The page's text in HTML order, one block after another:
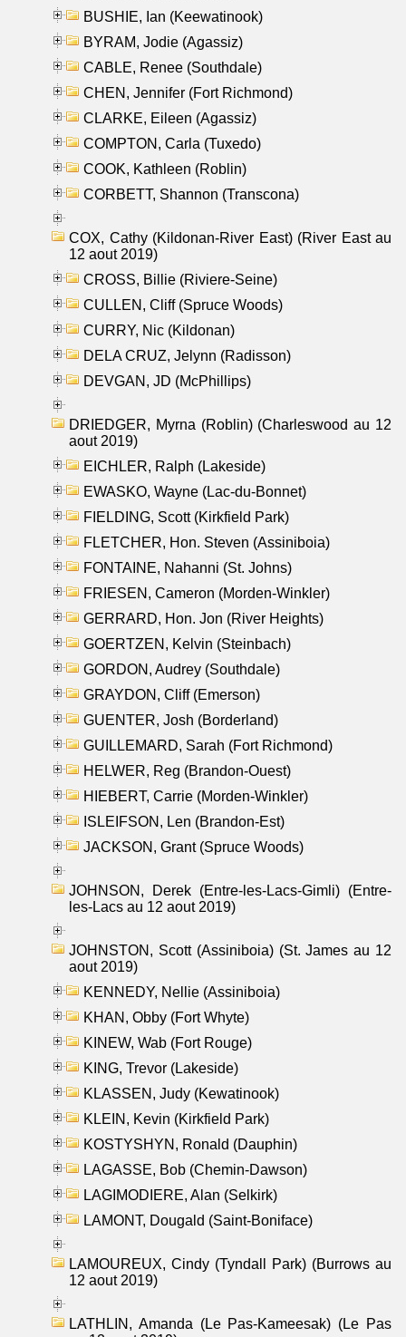
BUSHIE, Ian (Keewatinook)
BYRAM, Jodie (Agassiz)
CABLE, Renee (Southdale)
CHEN, Jennifer (Fort Richmond)
CLARKE, Eileen (Agassiz)
COMPTON, Carla (Tuxedo)
COOK, Kathleen (Roblin)
CORBETT, Shannon (Transcona)
COX, Cathy (Kildonan-River East) (River East au
12 aout 2019)
CROSS, Billie (Riviere-Seine)
CULLEN, Cliff (Spruce Woods)
CURRY, Nic (Kildonan)
DELA CRUZ, Jelynn (Radisson)
DEVGAN, JD (McPhillips)
DRIEDGER, Myrna (Roblin) (Charleswood au 12
aout 2019)
EICHLER, Ralph (Lakeside)
EWASKO, Wayne (Lac-du-Bonnet)
FIELDING, Scott (Kirkfield Park)
FLETCHER, Hon. Steven (Assiniboia)
FONTAINE, Nahanni (St. Johns)
FRIESEN, Cameron (Morden-Winkler)
GERRARD, Hon. Jon (River Heights)
GOERTZEN, Kelvin (Steinbach)
GORDON, Audrey (Southdale)
GRAYDON, Cliff (Emerson)
GUENTER, Josh (Borderland)
GUILLEMARD, Sarah (Fort Richmond)
HELWER, Reg (Brandon-Ouest)
HIEBERT, Carrie (Morden-Winkler)
ISLEIFSON, Len (Brandon-Est)
JACKSON, Grant (Spruce Woods)
JOHNSON, Derek (Entre-les-Lacs-Gimli) (Entre-
les-Lacs au 12 aout 2019)
JOHNSTON, Scott (Assiniboia) (St. James au 12
aout 2019)
KENNEDY, Nellie (Assiniboia)
KHAN, Obby (Fort Whyte)
KINEW, Wab (Fort Rouge)
KING, Trevor (Lakeside)
KLASSEN, Judy (Kewatinook)
KLEIN, Kevin (Kirkfield Park)
KOSTYSHYN, Ronald (Dauphin)
LAGASSE, Bob (Chemin-Dawson)
LAGIMODIERE, Alan (Selkirk)
LAMONT, Dougald (Saint-Boniface)
LAMOUREUX, Cindy (Tyndall Park) (Burrows au
12 aout 2019)
LATHLIN, Amanda (Le Pas-Kameesak) (Le Pas